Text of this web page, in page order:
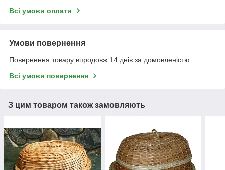
Всі умови оплати
Умови повернення
Повернення товару впродовж 14 днів за домовленістю
Всі умови повернення
З цим товаром також замовляють